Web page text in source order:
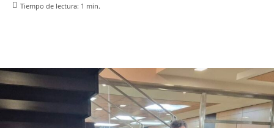
Tiempo de lectura: 1 min.